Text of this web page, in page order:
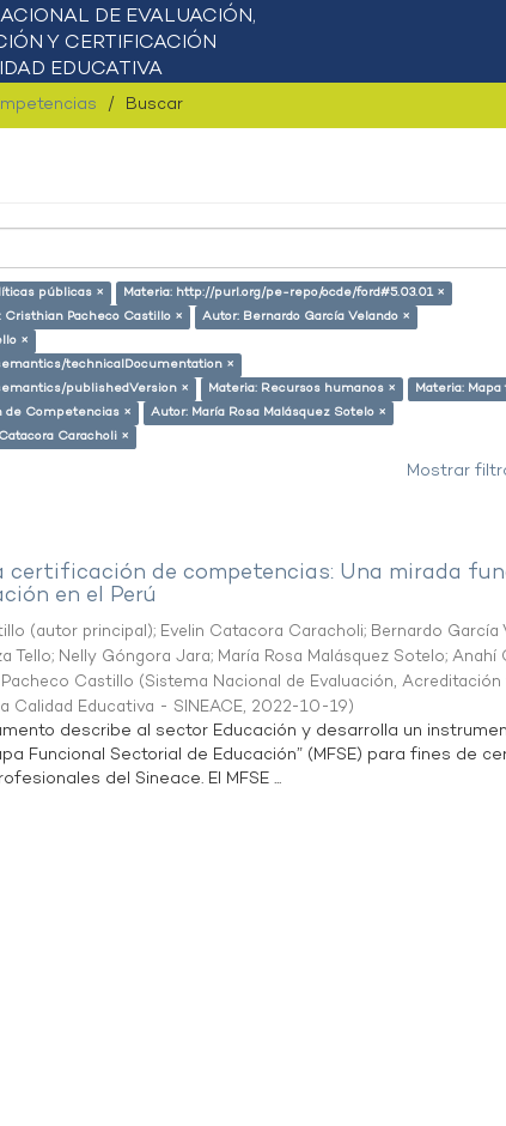
Buscar
públicas ×
Materia: http://purl.org/pe-repo/ocde/ford#5.03.01 ×
Cristhian Pacheco Castillo ×
Autor: Bernardo García Velando ×
×
technicalDocumentation ×
publishedVersion ×
Materia: Recursos humanos ×
Materia:
de Competencias ×
Autor: María Rosa Malásquez Sotelo ×
Caracholi ×
Mostrar
certificación de competencias: Una mirada
en el Perú
(autor principal); Evelin Catacora Caracholi; Bernardo García
Tello; Nelly Góngora Jara; María Rosa Malásquez Sotelo;Anahí
Castillo (Sistema Nacional de Evaluación, Acreditación
Calidad Educativa - SINEACE, 2022-10-19)
describe al sector Educación y desarrolla un
Funcional Sectorial de Educación” (MFSE) para fines de
del Sineace. El MFSE ...